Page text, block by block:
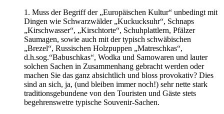
1. Muss der Begriff der „Europäischen Kultur“ unbedingt mit
Dingen wie Schwarzwälder „Kuckucksuhr“, Schnaps
„Kirschwasser“, „Kirschtorte“, Schuhplattlern, Pfälzer
Saumagen, sowie auch mit der typisch schwäbischen
„Brezel“, Russischen Holzpuppen „Matreschkas“,
d.h.sog.“Babuschkas“, Wodka und Samowaren und lauter
solchen Sachen in Zusammenhang gebracht werden oder
machen Sie das ganz absichtlich und bloss provokativ? Dies
sind an sich, ja, (und bleiben immer noch!) sehr nette stark
traditionsgebundene von den Touristen und Gäste stets
begehrenswetre typische Souvenir-Sachen.